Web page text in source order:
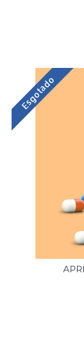
Esgotado